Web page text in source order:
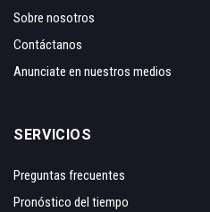
Sobre nosotros
Contáctanos
Anunciate en nuestros medios
SERVICIOS
Preguntas frecuentes
Pronóstico del tiempo